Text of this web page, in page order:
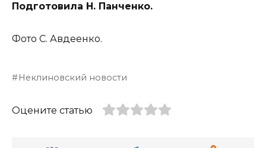
Подготовила Н. Панченко.
Фото С. Авдеенко.
Неклиновский новости
Оцените статью